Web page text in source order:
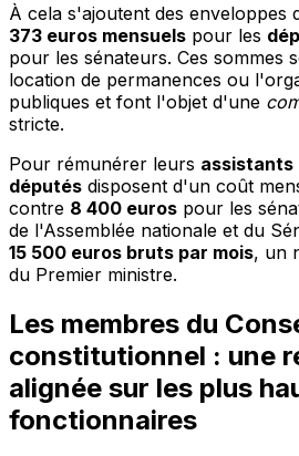
À cela s'ajoutent des enveloppes
373 euros mensuels pour les
pour les sénateurs. Ces sommes
location de permanences ou
publiques et font l'objet d'une
stricte.
Pour rémunérer leurs assistants
députés disposent d'un coût
contre 8 400 euros pour les
de l'Assemblée nationale et du
15 500 euros bruts par mois, un
du Premier ministre.
Les membres du
constitutionnel : une
alignée sur les plus
fonctionnaires